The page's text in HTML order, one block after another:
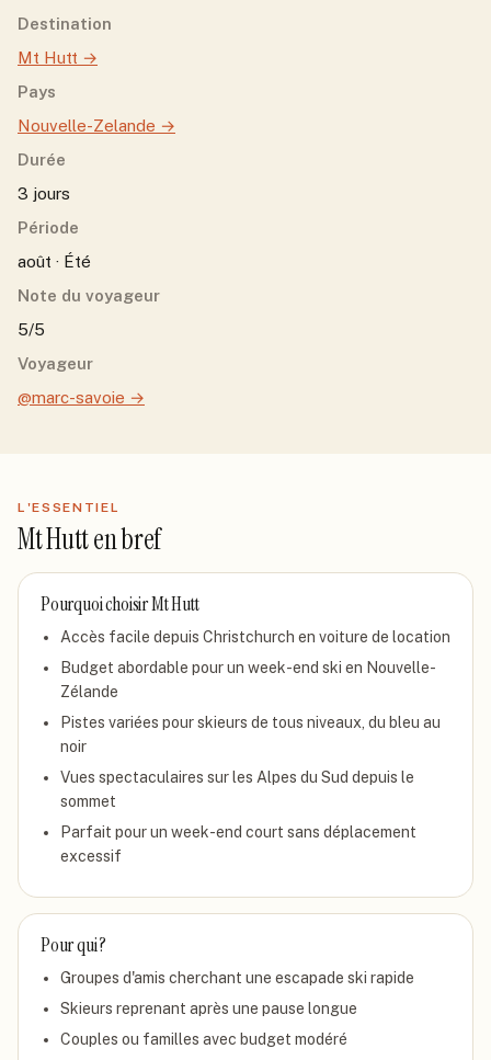
Destination
Mt Hutt →
Pays
Nouvelle-Zelande →
Durée
3 jours
Période
août · Été
Note du voyageur
5/5
Voyageur
@marc-savoie →
L'ESSENTIEL
Mt Hutten bref
Pourquoi choisirMt Hutt
Accès facile depuis Christchurch en voiture de location
Budget abordable pour un week-end ski en Nouvelle-
Zélande
Pistes variées pour skieurs de tous niveaux, du bleu au
noir
Vues spectaculaires sur les Alpes du Sud depuis le
sommet
Parfait pour un week-end court sans déplacement
excessif
Pour qui ?
Groupes d'amis cherchant une escapade ski rapide
Skieurs reprenant après une pause longue
Couples ou familles avec budget modéré